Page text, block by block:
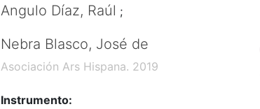
Angulo Díaz, Raúl ;
Nebra Blasco, José de
Asociación Ars Hispana. 2019
Instrumento: